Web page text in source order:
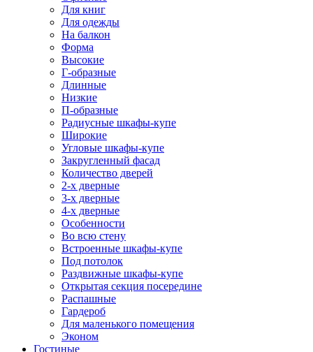
Для книг
Для одежды
На балкон
Форма
Высокие
Г-образные
Длинные
Низкие
П-образные
Радиусные шкафы-купе
Широкие
Угловые шкафы-купе
Закругленный фасад
Количество дверей
2-х дверные
3-х дверные
4-х дверные
Особенности
Во всю стену
Встроенные шкафы-купе
Под потолок
Раздвижные шкафы-купе
Открытая секция посередине
Распашные
Гардероб
Для маленького помещения
Эконом
Гостиные